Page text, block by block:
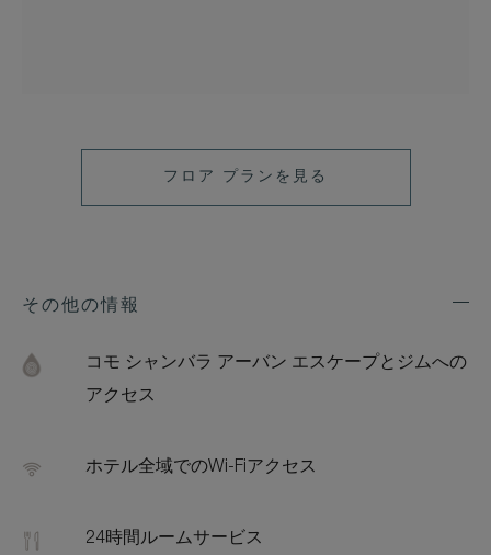
フロア プランを見る
その他の情報
コモ シャンバラ アーバン エスケープとジムへの
アクセス
ホテル全域でのWi-Fiアクセス
24時間ルームサービス